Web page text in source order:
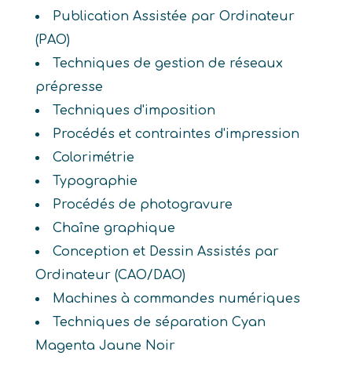
Publication Assistée par Ordinateur
(PAO)
Techniques de gestion de réseaux
prépresse
Techniques d'imposition
Procédés et contraintes d'impression
Colorimétrie
Typographie
Procédés de photogravure
Chaîne graphique
Conception et Dessin Assistés par
Ordinateur (CAO/DAO)
Machines à commandes numériques
Techniques de séparation Cyan
Magenta Jaune Noir